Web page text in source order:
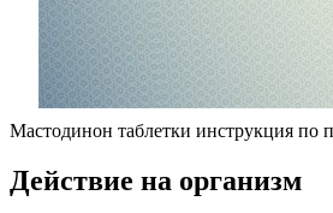
Мастодинон таблетки инструкция по
Действие на организм